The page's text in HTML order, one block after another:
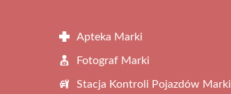
Apteka Marki
Fotograf Marki
Stacja Kontroli Pojazdów Marki